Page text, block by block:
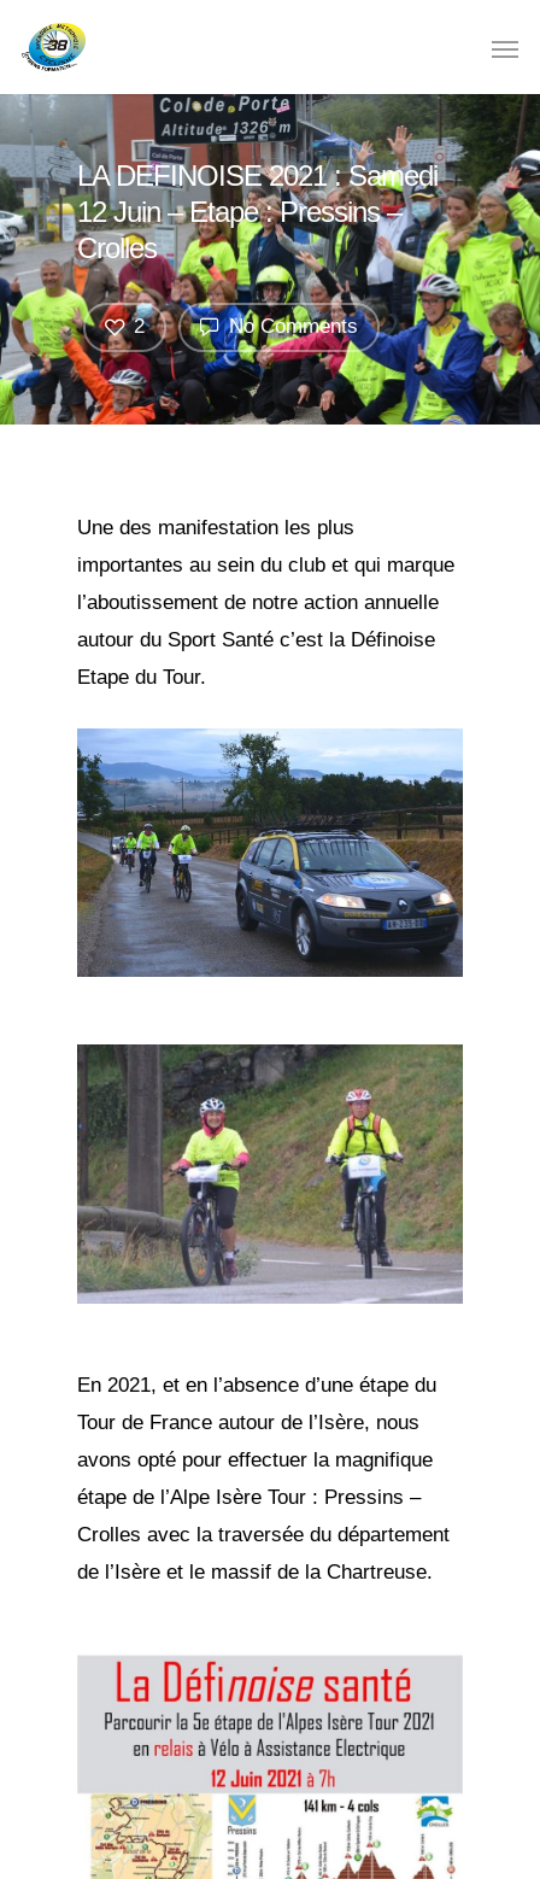
LA DEFINOISE 2021 : Samedi
12 Juin – Etape : Pressins –
Crolles
No Comments
2
Une des manifestation les plus
importantes au sein du club et qui marque
l’aboutissement de notre action annuelle
autour du Sport Santé c’est la Définoise
Etape du Tour.
En 2021, et en l’absence d’une étape du
Tour de France autour de l’Isère, nous
avons opté pour effectuer la magnifique
étape de l’Alpe Isère Tour : Pressins –
Crolles avec la traversée du département
de l’Isère et le massif de la Chartreuse.